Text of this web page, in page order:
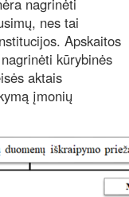
nagrinėti
nes tai
Apskaitos
kūrybinės
aktais
įmonių